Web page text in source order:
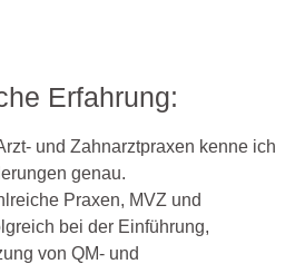
Erfahrung:
und Zahnarztpraxen kenne ich
genau.
Praxen, MVZ und
bei der Einführung,
von QM- und